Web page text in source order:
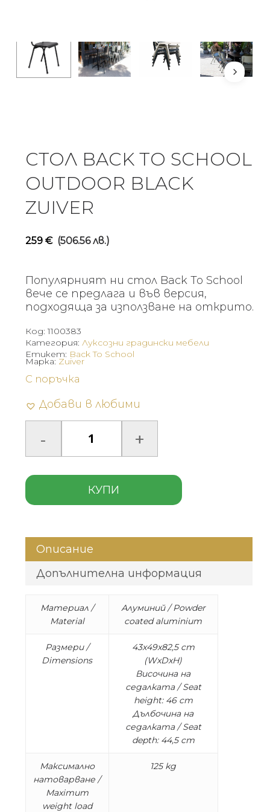
СТОЛ BACK TO SCHOOL
OUTDOOR BLACK
ZUIVER
259 € (506.56 лв.)
Популярният ни стол Back To School
вече се предлага и във версия,
подходяща за използване на открито.
Код:1100383
Категория: Луксозни градински мебели
Етикет: Back To School
С поръчка
Добави в любими
КУПИ
Марка: Zuiver
Описание
Допълнителна информация
Материал /
Material
Алуминий / Powder
coated aluminium
Размери /
Dimensions
43x49x82,5 cm
(WxDxH)
Височина на
седалката / Seat
height: 46 cm
Дълбочина на
седалката / Seat
depth: 44,5 cm
Максимално
натоварване /
Maximum
weight load
125 kg